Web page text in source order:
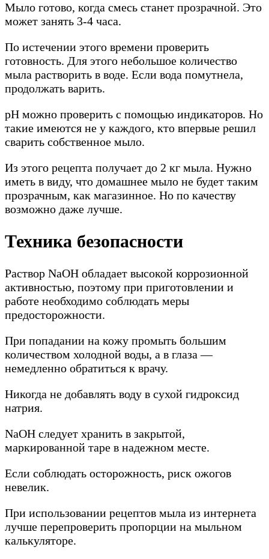
Мыло готово, когда смесь станет прозрачной. Это
может занять 3-4 часа.
По истечении этого времени проверить
готовность. Для этого небольшое количество
мыла растворить в воде. Если вода помутнела,
продолжать варить.
рН можно проверить с помощью индикаторов. Но
такие имеются не у каждого, кто впервые решил
сварить собственное мыло.
Из этого рецепта получает до 2 кг мыла. Нужно
иметь в виду, что домашнее мыло не будет таким
прозрачным, как магазинное. Но по качеству
возможно даже лучше.
Техника безопасности
Раствор NaOH обладает высокой коррозионной
активностью, поэтому при приготовлении и
работе необходимо соблюдать меры
предосторожности.
При попадании на кожу промыть большим
количеством холодной воды, а в глаза —
немедленно обратиться к врачу.
Никогда не добавлять воду в сухой гидроксид
натрия.
NaOH следует хранить в закрытой,
маркированной таре в надежном месте.
Если соблюдать осторожность, риск ожогов
невелик.
При использовании рецептов мыла из интернета
лучше перепроверить пропорции на мыльном
калькуляторе.